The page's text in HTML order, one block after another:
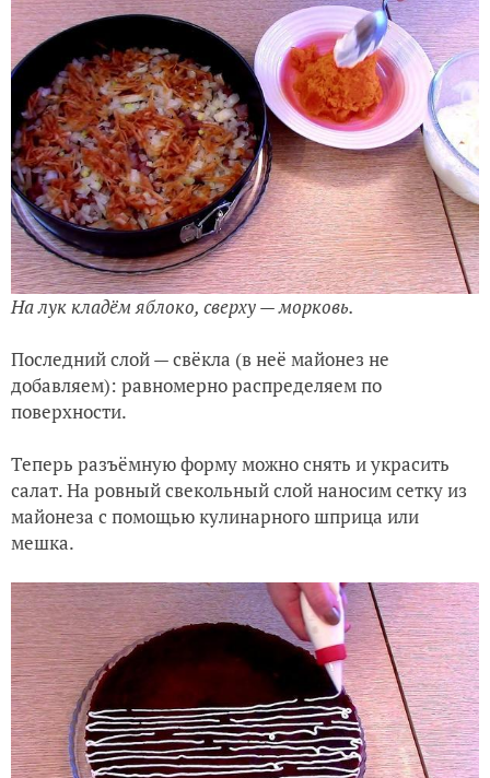
На лук кладём яблоко, сверху — морковь.
Последний слой — свёкла (в неё майонез не
добавляем): равномерно распределяем по
поверхности.
Теперь разъёмную форму можно снять и украсить
салат. На ровный свекольный слой наносим сетку из
майонеза с помощью кулинарного шприца или
мешка.